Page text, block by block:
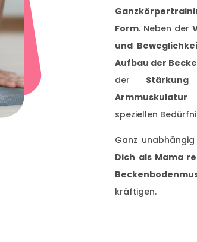
Form. Neben der
und
Aufbau der
der
Armmuskulatur
speziellen
Ganz
Dich als Mama
kräftigen.